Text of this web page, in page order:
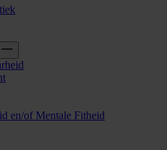
en/of Mentale Fitheid